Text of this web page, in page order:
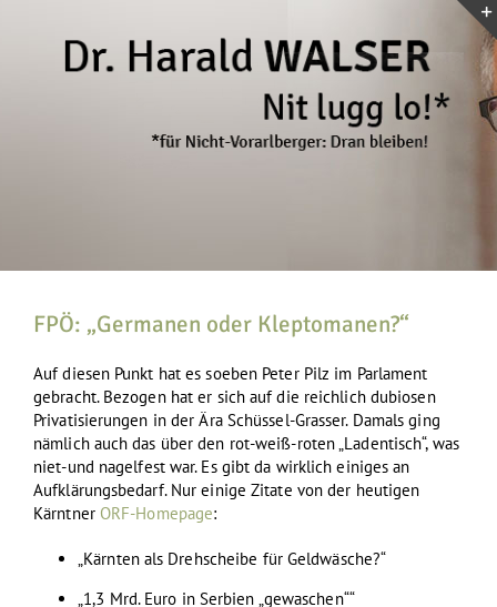
FPÖ: „Germanen oder Kleptomanen?“
Auf diesen Punkt hat es soeben Peter Pilz im Parlament
gebracht. Bezogen hat er sich auf die reichlich dubiosen
Privatisierungen in der Ära Schüssel-Grasser. Damals ging
nämlich auch das über den rot-weiß-roten „Ladentisch“, was
niet-und nagelfest war. Es gibt da wirklich einiges an
Aufklärungsbedarf. Nur einige Zitate von der heutigen
Kärntner ORF-Homepage:
„Kärnten als Drehscheibe für Geldwäsche?“
„1,3 Mrd. Euro in Serbien „gewaschen““